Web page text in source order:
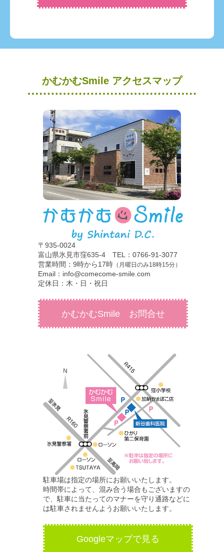
かむかむSmile アクセスマップ
〒935-0024
富山県氷見市窪635-4 TEL：0766-91-3077
営業時間：9時から17時 （月曜日のみ18時15分）
Email：info@comecome-smile.com
定休日：木・日・祝日
かむかむSmile お問合せ
駐車場は指定の場所にお願いいたします。
時間帯によって、混み合う場合もございますの
で、駐車に当たってのマナーを守り通路などに
は駐車されませんようお願いいたします。
Googleマップで見る